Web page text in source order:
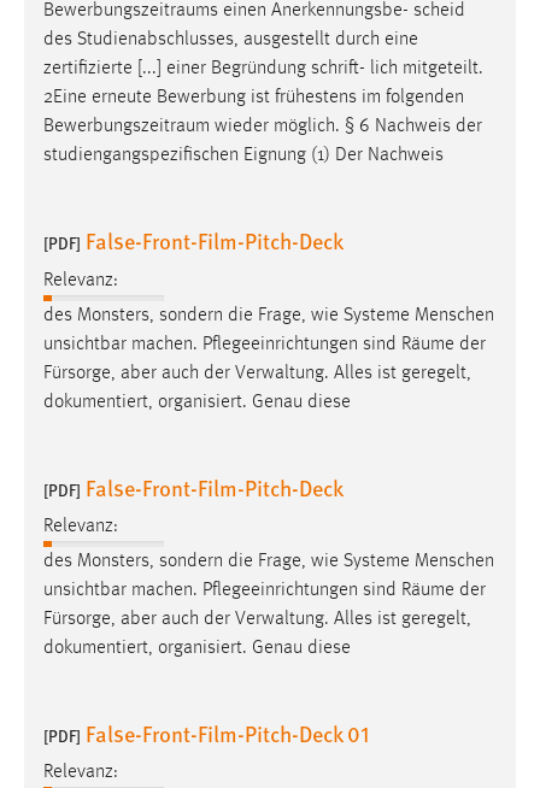
Bewerbungszeitraums einen Anerkennungsbe- scheid
des Studienabschlusses, ausgestellt durch eine
zertifizierte [...] einer Begründung schrift- lich mitgeteilt.
2Eine erneute Bewerbung ist frühestens im folgenden
Bewerbungszeitraum wieder möglich. § 6 Nachweis der
studiengangspezifischen Eignung (1) Der Nachweis
[PDF] False-Front-Film-Pitch-Deck
Relevanz:
des Monsters, sondern die Frage, wie Systeme Menschen
unsichtbar machen. Pflegeeinrichtungen sind Räume der
Fürsorge, aber auch der Verwaltung. Alles ist geregelt,
dokumentiert, organisiert. Genau diese
[PDF] False-Front-Film-Pitch-Deck
Relevanz:
des Monsters, sondern die Frage, wie Systeme Menschen
unsichtbar machen. Pflegeeinrichtungen sind Räume der
Fürsorge, aber auch der Verwaltung. Alles ist geregelt,
dokumentiert, organisiert. Genau diese
[PDF] False-Front-Film-Pitch-Deck 01
Relevanz:
Chat
Name:
chat-frame-style-5e9dbeb1811c0446
Cookie Laufzeit:
MibewSessionID, mibew-chat-frame-style-
5e9dbeb1811c0446 = Sitzungslaufzeit, mibew_locale = 3
Login
Zweck:
Dieser Cookie ist notwendig um sich an der Website
einloggen zu können.
Cookie Laufzeit:
24 Stunden
STATISTIK
Statistik Cookies erfassen Informationen anonym.